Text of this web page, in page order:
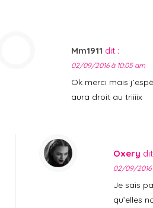
Mm1911 dit :
02/09/2016 à 10:05 am
Ok merci mais
aura droit au triiiix
Oxery
02/09/2016
Je sais
qu’elles